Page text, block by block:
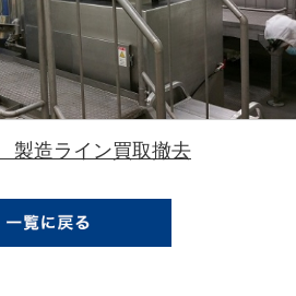
造ライン買取撤去